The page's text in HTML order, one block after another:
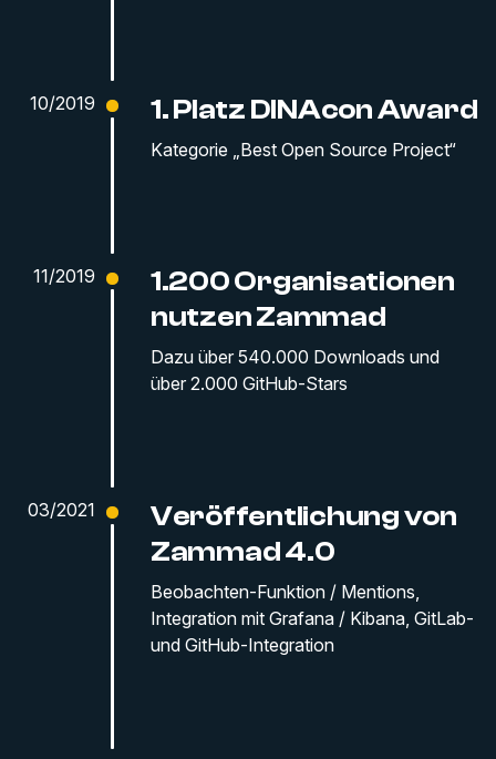
10/2019 1. Platz DINAcon Award
Kategorie „Best Open Source Project“
11/2019
1.200 Organisationen
nutzen Zammad
Dazu über 540.000 Downloads und
über 2.000 GitHub-Stars
03/2021
Veröffentlichung von
Zammad 4.0
Beobachten-Funktion / Mentions,
Integration mit Grafana / Kibana, GitLab-
und GitHub-Integration